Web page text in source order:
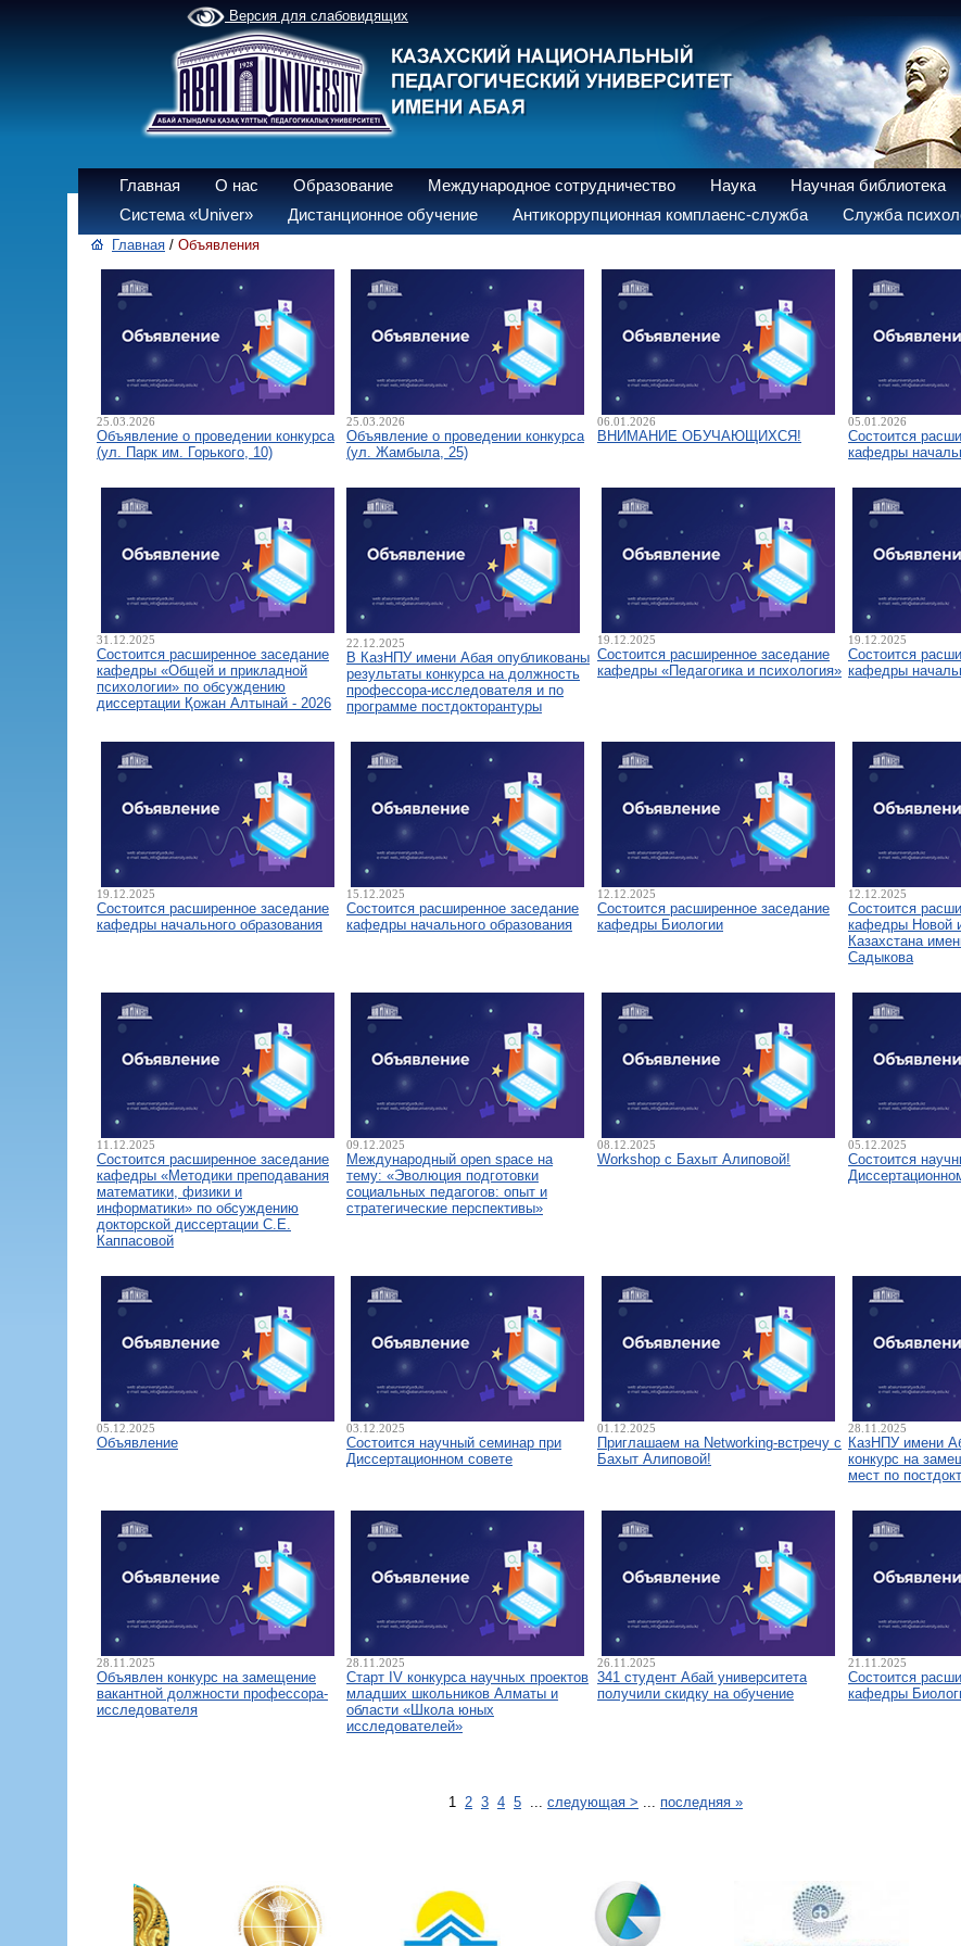
Версия для слабовидящих
Главная О нас Образование Международное сотрудничество Наука Научная библиотека
Система «Univer»
Дистанционное обучение Антикоррупционная комплаенс-служба Служба
Главная / Объявления
25.03.2026
Объявление о проведении конкурса
(ул. Парк им. Горького, 10)
25.03.2026
Объявление о проведении конкурса
(ул. Жамбыла, 25)
06.01.2026
ВНИМАНИЕ ОБУЧАЮЩИХСЯ!
05.01.2026
Состоится
кафедры
31.12.2025
Состоится расширенное заседание
кафедры «Общей и прикладной
психологии» по обсуждению
диссертации Қожан Алтынай - 2026
22.12.2025
В КазНПУ имени Абая опубликованы
результаты конкурса на должность
профессора-исследователя и по
программе постдокторантуры
19.12.2025
Состоится расширенное заседание
кафедры «Педагогика и психология»
19.12.2025
Состоится
кафедры
19.12.2025
Состоится расширенное заседание
кафедры начального образования
15.12.2025
Состоится расширенное заседание
кафедры начального образования
12.12.2025
Состоится расширенное заседание
кафедры Биологии
12.12.2025
Состоится
кафедры Новой
Казахстана
Садыкова
11.12.2025
Состоится расширенное заседание
кафедры «Методики преподавания
математики, физики и
информатики» по обсуждению
докторской диссертации С.Е.
Каппасовой
09.12.2025
Международный open space на
тему: «Эволюция подготовки
социальных педагогов: опыт и
стратегические перспективы»
08.12.2025
Workshop с Бахыт Алиповой!
05.12.2025
Состоится
05.12.2025
Объявление
03.12.2025
Состоится научный семинар при
Диссертационном совете
01.12.2025
Приглашаем на Networking-встречу с
Бахыт Алиповой!
28.11.2025
КазНПУ имени
конкурс на
мест по
28.11.2025
Объявлен конкурс на замещение
вакантной должности профессора-
исследователя
28.11.2025
Старт IV конкурса научных проектов
младших школьников Алматы и
области «Школа юных
исследователей»
26.11.2025
341 студент Абай университета
получили скидку на обучение
21.11.2025
Состоится
кафедры
1 2 3 4 5 ... следующая > ... последняя »